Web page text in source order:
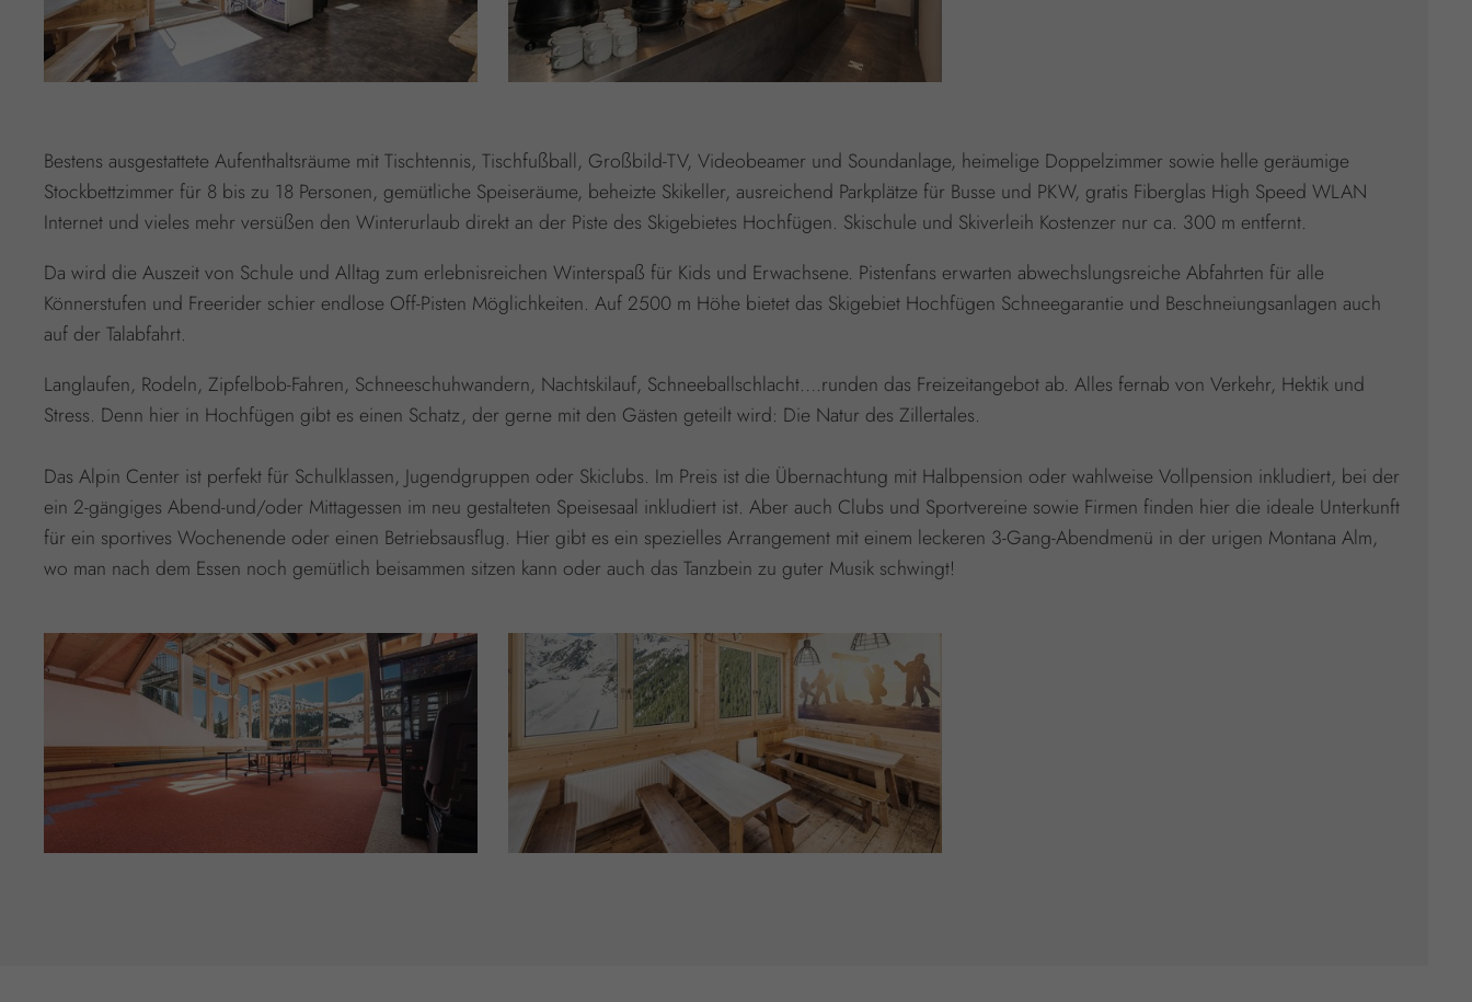
Bestens ausgestattete Aufenthaltsräume mit Tischtennis, Tischfußball, Großbild-TV, Videobeamer und Soundanlage, heimelige Doppelzimmer sowie helle geräumige
Stockbettzimmer für 8 bis zu 18 Personen, gemütliche Speiseräume, beheizte Skikeller, ausreichend Parkplätze für Busse und PKW, gratis Fiberglas High Speed WLAN
Internet und vieles mehr versüßen den Winterurlaub direkt an der Piste des Skigebietes Hochfügen. Skischule und Skiverleih Kostenzer nur ca. 300 m entfernt.
Da wird die Auszeit von Schule und Alltag zum erlebnisreichen Winterspaß für Kids und Erwachsene. Pistenfans erwarten abwechslungsreiche Abfahrten für alle
Könnerstufen und Freerider schier endlose Off-Pisten Möglichkeiten. Auf 2500 m Höhe bietet das Skigebiet Hochfügen Schneegarantie und Beschneiungsanlagen auch
auf der Talabfahrt.
Langlaufen, Rodeln, Zipfelbob-Fahren, Schneeschuhwandern, Nachtskilauf, Schneeballschlacht….runden das Freizeitangebot ab. Alles fernab von Verkehr, Hektik und
Stress. Denn hier in Hochfügen gibt es einen Schatz, der gerne mit den Gästen geteilt wird: Die Natur des Zillertales.
Das Alpin Center ist perfekt für Schulklassen, Jugendgruppen oder Skiclubs. Im Preis ist die Übernachtung mit Halbpension oder wahlweise Vollpension inkludiert, bei der
ein 2-gängiges Abend-und/oder Mittagessen im neu gestalteten Speisesaal inkludiert ist. Aber auch Clubs und Sportvereine sowie Firmen finden hier die ideale Unterkunft
für ein sportives Wochenende oder einen Betriebsausflug. Hier gibt es ein spezielles Arrangement mit einem leckeren 3-Gang-Abendmenü in der urigen Montana Alm,
wo man nach dem Essen noch gemütlich beisammen sitzen kann oder auch das Tanzbein zu guter Musik schwingt!